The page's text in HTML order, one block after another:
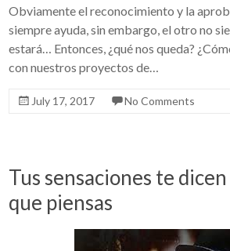
Obviamente el reconocimiento y la
siempre ayuda, sin embargo, el otro no
estará… Entonces, ¿qué nos queda?
con nuestros proyectos de…
July 17, 2017 No Comments
Tus sensaciones te
que piensas